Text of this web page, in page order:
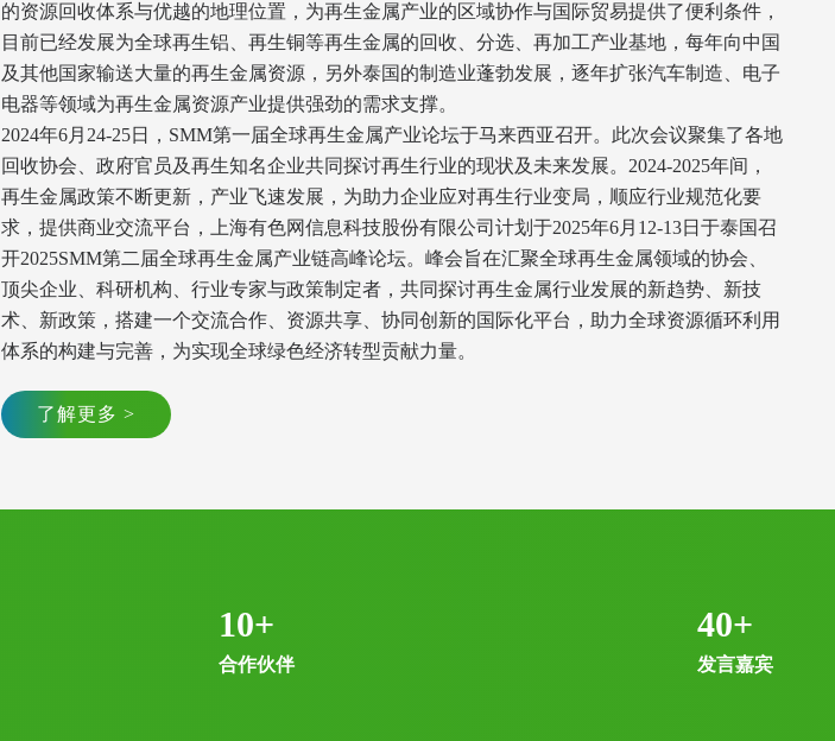
的资源回收体系与优越的地理位置，为再生金属产业的区域协作与国际贸易提供了便利条件，
目前已经发展为全球再生铝、再生铜等再生金属的回收、分选、再加工产业基地，每年向中国
及其他国家输送大量的再生金属资源，另外泰国的制造业蓬勃发展，逐年扩张汽车制造、电子
电器等领域为再生金属资源产业提供强劲的需求支撑。
2024年6月24-25日，SMM第一届全球再生金属产业论坛于马来西亚召开。此次会议聚集了各地
回收协会、政府官员及再生知名企业共同探讨再生行业的现状及未来发展。2024-2025年间，
再生金属政策不断更新，产业飞速发展，为助力企业应对再生行业变局，顺应行业规范化要
求，提供商业交流平台，上海有色网信息科技股份有限公司计划于2025年6月12-13日于泰国召
开2025SMM第二届全球再生金属产业链高峰论坛。峰会旨在汇聚全球再生金属领域的协会、
顶尖企业、科研机构、行业专家与政策制定者，共同探讨再生金属行业发展的新趋势、新技
术、新政策，搭建一个交流合作、资源共享、协同创新的国际化平台，助力全球资源循环利用
了解更多 >
10+
合作伙伴
40+
发言嘉宾